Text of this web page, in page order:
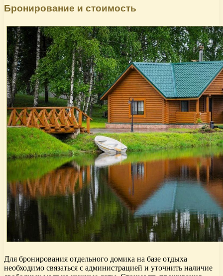
Бронирование и стоимость
Для бронирования отдельного домика на базе отдыха
необходимо связаться с администрацией и уточнить наличие